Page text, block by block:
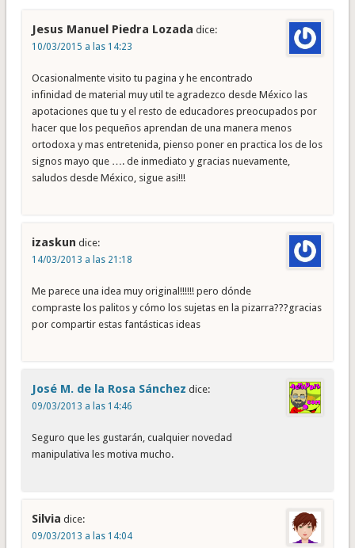
Jesus Manuel Piedra Lozada dice:
10/03/2015 a las 14:23
Ocasionalmente visito tu pagina y he encontrado
infinidad de material muy util te agradezco desde México las
apotaciones que tu y el resto de educadores preocupados por
hacer que los pequeños aprendan de una manera menos
ortodoxa y mas entretenida, pienso poner en practica los de los
signos mayo que …. de inmediato y gracias nuevamente,
saludos desde México, sigue asi!!!
izaskun dice:
14/03/2013 a las 21:18
Me parece una idea muy original!!!!!! pero dónde
compraste los palitos y cómo los sujetas en la pizarra???gracias
por compartir estas fantásticas ideas
José M. de la Rosa Sánchez dice:
09/03/2013 a las 14:46
Seguro que les gustarán, cualquier novedad
manipulativa les motiva mucho.
Silvia dice:
09/03/2013 a las 14:04